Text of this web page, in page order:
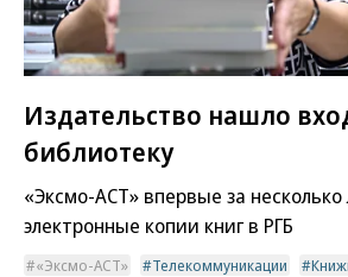
Издательство нашло
библиотеку
«Эксмо-АСТ» впервые за
электронные копии книг в РГБ
«Эксмо-АСТ» Телекоммуникации